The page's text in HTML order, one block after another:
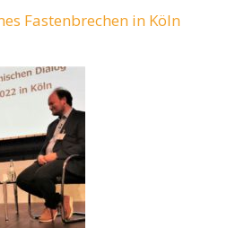
Fastenbrechen in Köln